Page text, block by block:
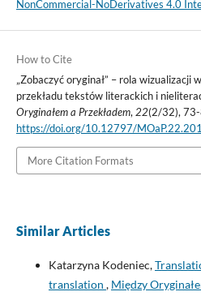
NonCommercial-NoDerivatives 4.0
How to Cite
„Zobaczyć oryginał” – rola wizualizacji
przekładu tekstów literackich i
Oryginałem a Przekładem, 22(2/32),
https://doi.org/10.12797/
More Citation Formats
Similar Articles
Katarzyna Kodeniec,
translation , Między